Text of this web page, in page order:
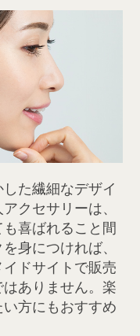
た繊細なデザイ
クセサリーは、
喜ばれること間
身につければ、
ドサイトで販売
ありません。楽
方にもおすすめ